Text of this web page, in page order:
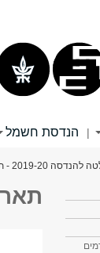
| הנדסת חשמל
2019-20 - תש"ף